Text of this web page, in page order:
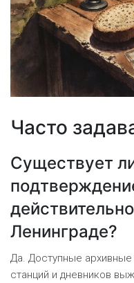
Часто
Существует
Ленинграде?
Да. Доступные
станций и дневников